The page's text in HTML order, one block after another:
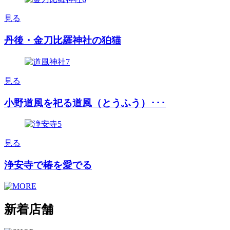
見る
丹後・金刀比羅神社の狛猫
見る
小野道風を祀る道風（とうふう）･･･
見る
浄安寺で椿を愛でる
新着店舗